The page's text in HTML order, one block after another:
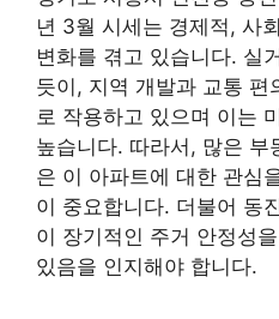
년 3월 시세는 경제적, 사
변화를 겪고 있습니다. 실
듯이, 지역 개발과 교통 편
로 작용하고 있으며 이는
높습니다. 따라서, 많은 부
은 이 아파트에 대한 관심
이 중요합니다. 더불어 동
이 장기적인 주거 안정성
있음을 인지해야 합니다.